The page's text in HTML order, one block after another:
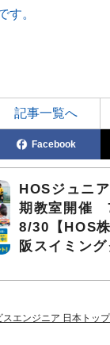
す。
記事一覧へ
Facebook
HOSジュニ
期教室開催
8/30【HOS
阪スイミング
エンジニア 日本トッ